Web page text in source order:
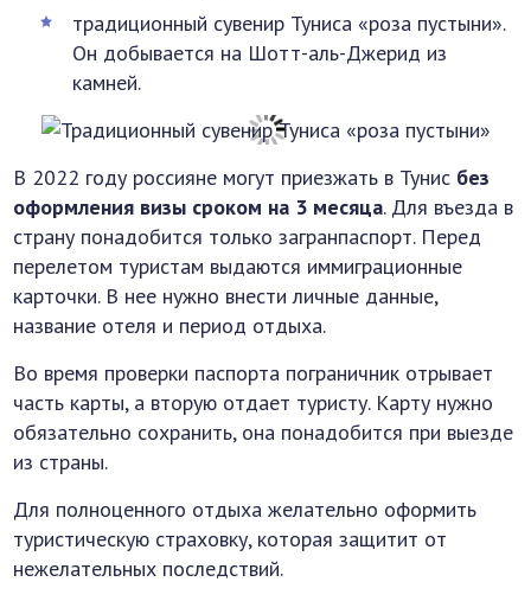
традиционный сувенир Туниса «роза пустыни».
Он добывается на Шотт-аль-Джерид из
камней.
В 2022 году россияне могут приезжать в Тунис без
оформления визы сроком на 3 месяца. Для въезда в
страну понадобится только загранпаспорт. Перед
перелетом туристам выдаются иммиграционные
карточки. В нее нужно внести личные данные,
название отеля и период отдыха.
Во время проверки паспорта пограничник отрывает
часть карты, а вторую отдает туристу. Карту нужно
обязательно сохранить, она понадобится при выезде
из страны.
Для полноценного отдыха желательно оформить
туристическую страховку, которая защитит от
нежелательных последствий.